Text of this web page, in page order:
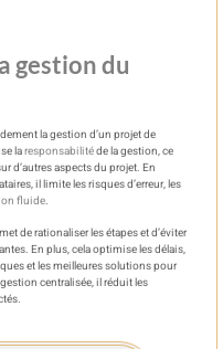
gestion du
la gestion d’un projet de
laresponsabilitéde la gestion, ce
d’autres aspects du projet. En
il limite les risques d’erreur, les
fluide.
de rationaliser les étapes et d’éviter
En plus, cela optimise les délais,
et les meilleures solutions pour
centralisée, il réduit les